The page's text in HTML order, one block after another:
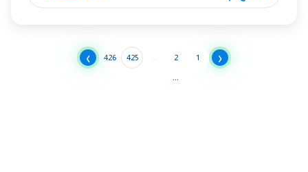
‹
1
2
...
425
426
›